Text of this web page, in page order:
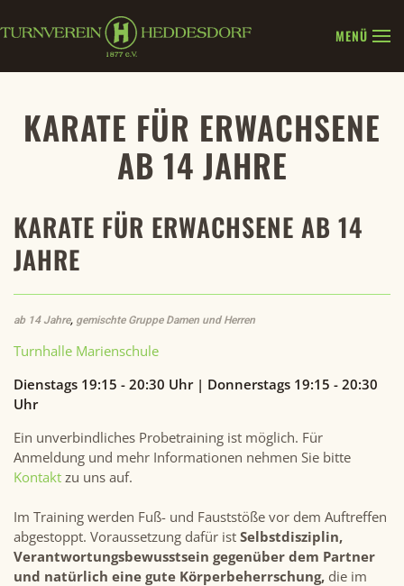
Zum Hauptinhalt springen
MENÜ
KARATE FÜR ERWACHSENE
AB 14 JAHRE
KARATE FÜR ERWACHSENE AB 14
JAHRE
ab 14 Jahre, gemischte Gruppe Damen und Herren
Turnhalle Marienschule
Dienstags 19:15 - 20:30 Uhr | Donnerstags 19:15 - 20:30
Uhr
Ein unverbindliches Probetraining ist möglich. Für
Anmeldung und mehr Informationen nehmen Sie bitte
Kontakt zu uns auf.
Im Training werden Fuß- und Fauststöße vor dem Auftreffen
abgestoppt. Voraussetzung dafür ist Selbstdisziplin,
Verantwortungsbewusstsein gegenüber dem Partner
und natürlich eine gute Körperbeherrschung, die im